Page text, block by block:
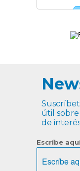
útil
de
Escríbe